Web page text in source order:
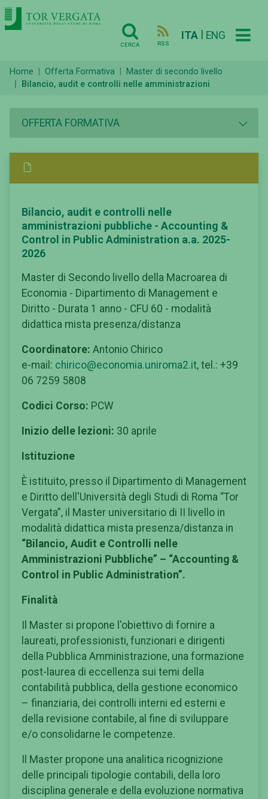
CERCA RSS
ITA ENG
Home Offerta Formativa
Master di secondo livello
Bilancio, audit e controlli nelle amministrazioni
OFFERTA FORMATIVA
Bilancio, audit e controlli nelle
amministrazioni pubbliche - Accounting &
Control in Public Administration a.a. 2025-
2026
Master di Secondo livello della Macroarea di
Economia - Dipartimento di Management e
Diritto - Durata 1 anno - CFU 60 - modalità
didattica mista presenza/distanza
Coordinatore: Antonio Chirico
e-mail: chirico@economia.uniroma2.it, tel.: +39
06 7259 5808
Codici Corso: PCW
Inizio delle lezioni: 30 aprile
Istituzione
È istituito, presso il Dipartimento di Management
e Diritto dell'Università degli Studi di Roma “Tor
Vergata”, il Master universitario di II livello in
modalità didattica mista presenza/distanza in
“Bilancio, Audit e Controlli nelle
Amministrazioni Pubbliche” – “Accounting &
Control in Public Administration”.
Finalità
Il Master si propone l'obiettivo di fornire a
laureati, professionisti, funzionari e dirigenti
della Pubblica Amministrazione, una formazione
post-laurea di eccellenza sui temi della
contabilità pubblica, della gestione economico
– finanziaria, dei controlli interni ed esterni e
della revisione contabile, al fine di sviluppare
e/o consolidarne le competenze.
Il Master propone una analitica ricognizione
delle principali tipologie contabili, della loro
disciplina generale e della evoluzione normativa